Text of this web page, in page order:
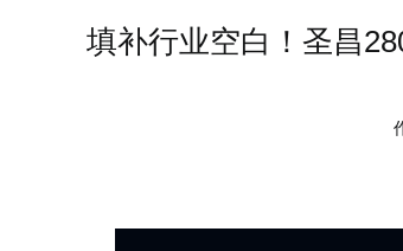
填补行业空白！圣昌